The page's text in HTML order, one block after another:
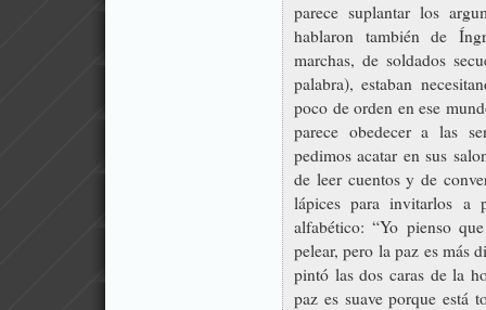
parece suplantar los
hablaron también de
marchas, de soldados
palabra), estaban
poco de orden en ese
parece obedecer a las
pedimos acatar en sus
de leer cuentos y de
lápices para invitarlos a
alfabético: “Yo pienso
pelear, pero la paz es más
pintó las dos caras de la
paz es suave porque está